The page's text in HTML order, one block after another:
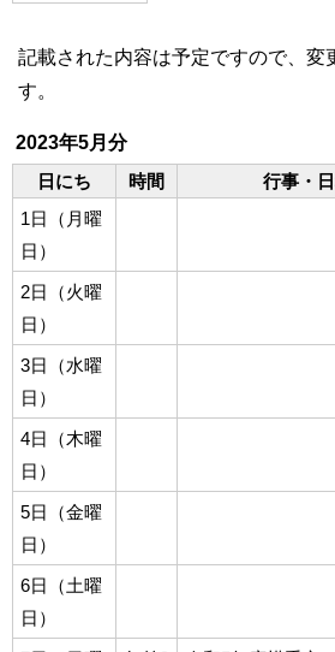
記載された内容は予定ですので、変
す。
2023年5月分
日にち
時間 行事・
1日（月曜
日）
2日（火曜
日）
3日（水曜
日）
4日（木曜
日）
5日（金曜
日）
6日（土曜
日）